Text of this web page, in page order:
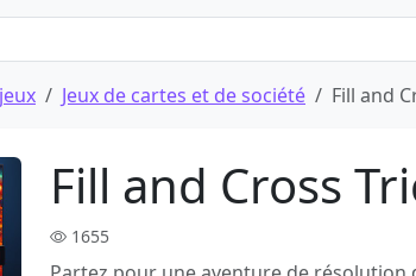
Jeux de cartes et de société Fill and
Fill and Cross
1655